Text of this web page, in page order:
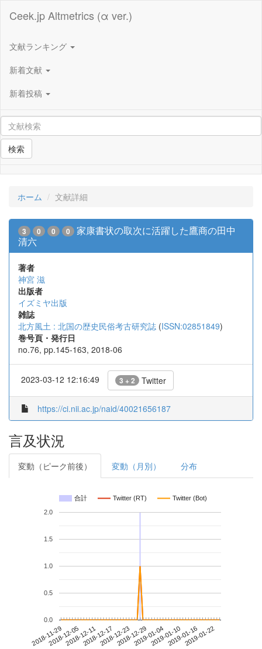
Ceek.jp Altmetrics (α ver.)
文献ランキング
新着文献
新着投稿
検索
ホーム 文献詳細
3 0 0 0
家康書状の取次に活躍した鷹商の田中
清六
著者
神宮 滋
出版者
イズミヤ出版
雑誌
北方風土 : 北国の歴史民俗考古研究誌 (ISSN:02851849)
巻号頁・発行日
no.76, pp.145-163, 2018-06
2023-03-12 12:16:49 3 + 2 Twitter
https://ci.nii.ac.jp/naid/40021656187
言及状況
変動（ピーク前後） 変動（月別） 分布
合計 Twitter (RT) Twitter (Bot)
2018-11-292018-12-052018-12-112018-12-172018-12-232018-12-292019-01-042019-01-102019-01-162019-01-22
0.0
0.5
1.0
1.5
2.0